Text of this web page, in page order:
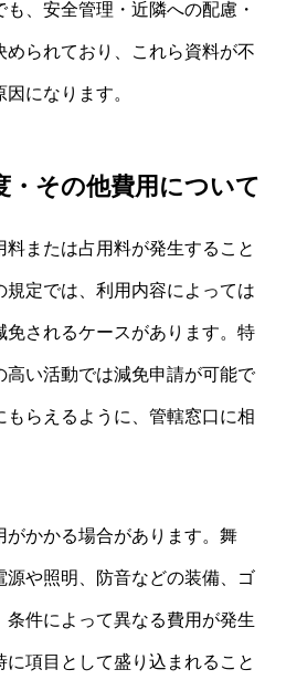
、安全管理・近隣への配慮・
られており、これら資料が不
になります。
・その他費用について
または占用料が発生すること
規定では、利用内容によっては
免されるケースがあります。特
高い活動では減免申請が可能で
らえるように、管轄窓口に相
がかかる場合があります。舞
源や照明、防音などの装備、ゴ
条件によって異なる費用が発生
に項目として盛り込まれること